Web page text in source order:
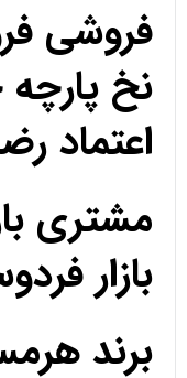
نخ
اعتماد
مشتری
بازار
برند